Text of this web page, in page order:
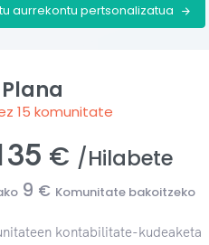
aurrekontu pertsonalizatua
Plana
15 komunitate
€ /Hilabete
9 € Komunitate bakoitzeko
kontabilitate-kudeaketa